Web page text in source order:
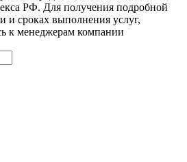
РФ. Для получения подробной
и сроках выполнения услуг,
к менеджерам компании